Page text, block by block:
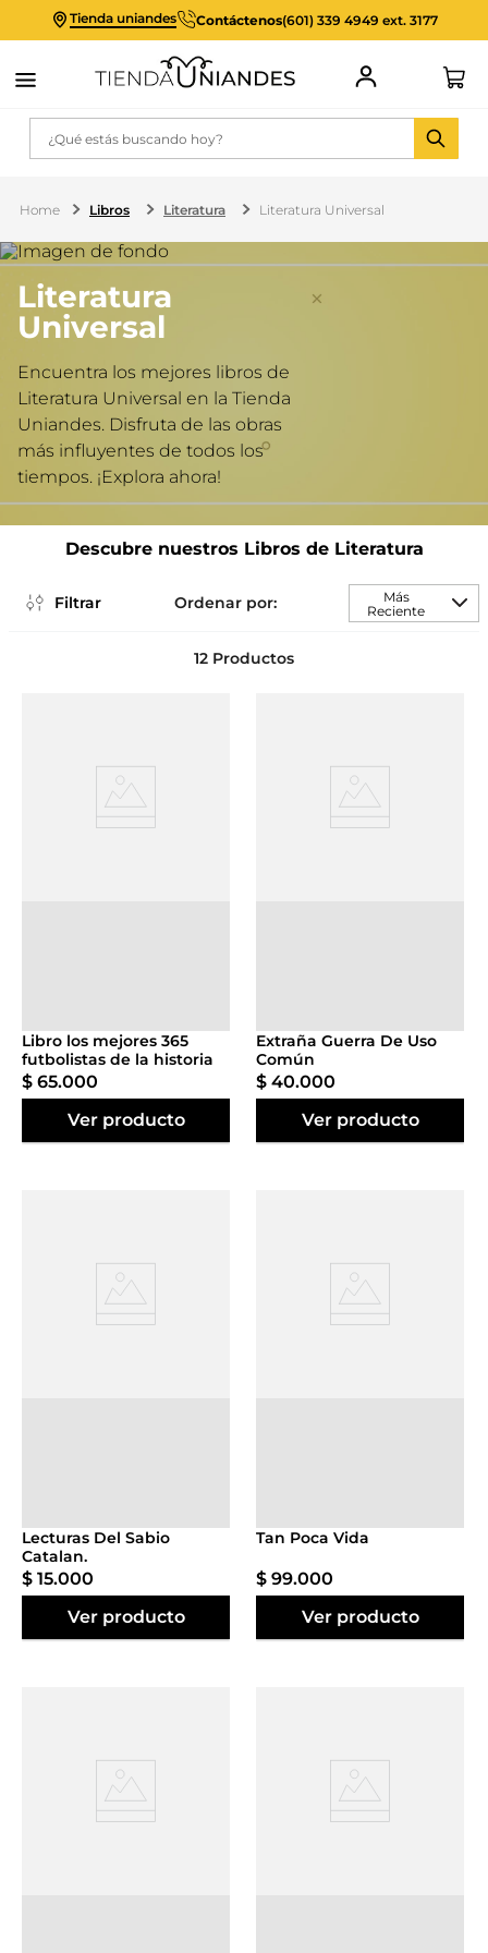
Tienda uniandes Contáctenos(601) 339 4949 ext. 3177
¿Qué estás buscando hoy?
Libros Literatura Literatura Universal
Literatura
Universal
Encuentra los mejores libros de
Literatura Universal en la Tienda
Uniandes. Disfruta de las obras
más influyentes de todos los
tiempos. ¡Explora ahora!
Descubre nuestros Libros de Literatura
Filtrar
Más
Reciente
12 Productos
Libro los mejores 365
futbolistas de la historia
$ 65.000
Ver producto
Extraña Guerra De Uso
Común
$ 40.000
Ver producto
Lecturas Del Sabio
Catalan.
$ 15.000
Ver producto
Tan Poca Vida
$ 99.000
Ver producto